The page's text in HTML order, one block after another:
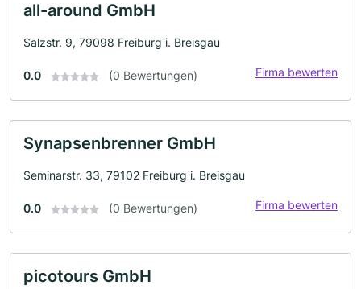
all-around GmbH
Salzstr. 9, 79098 Freiburg i. Breisgau
0.0 (0 Bewertungen) Firma bewerten
Synapsenbrenner GmbH
Seminarstr. 33, 79102 Freiburg i. Breisgau
0.0 (0 Bewertungen) Firma bewerten
picotours GmbH